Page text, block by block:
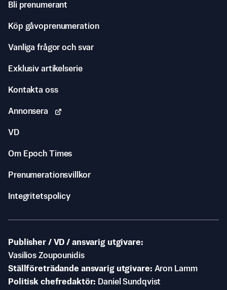
Bli prenumerant
Köp gåvoprenumeration
Vanliga frågor och svar
Exklusiv artikelserie
Kontakta oss
Annonsera
VD
Om Epoch Times
Prenumerationsvillkor
Integritetspolicy
Publisher / VD / ansvarig utgivare
Vasilios Zoupounidis
Ställföreträdande ansvarig utgivare Aron Lamm
Politisk chefredaktör
Daniel Sundqvist